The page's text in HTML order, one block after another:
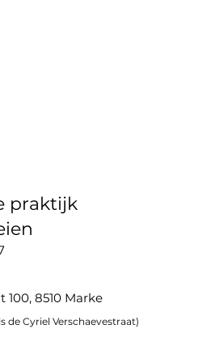
praktijk
100, 8510 Marke
de Cyriel Verschaevestraat)